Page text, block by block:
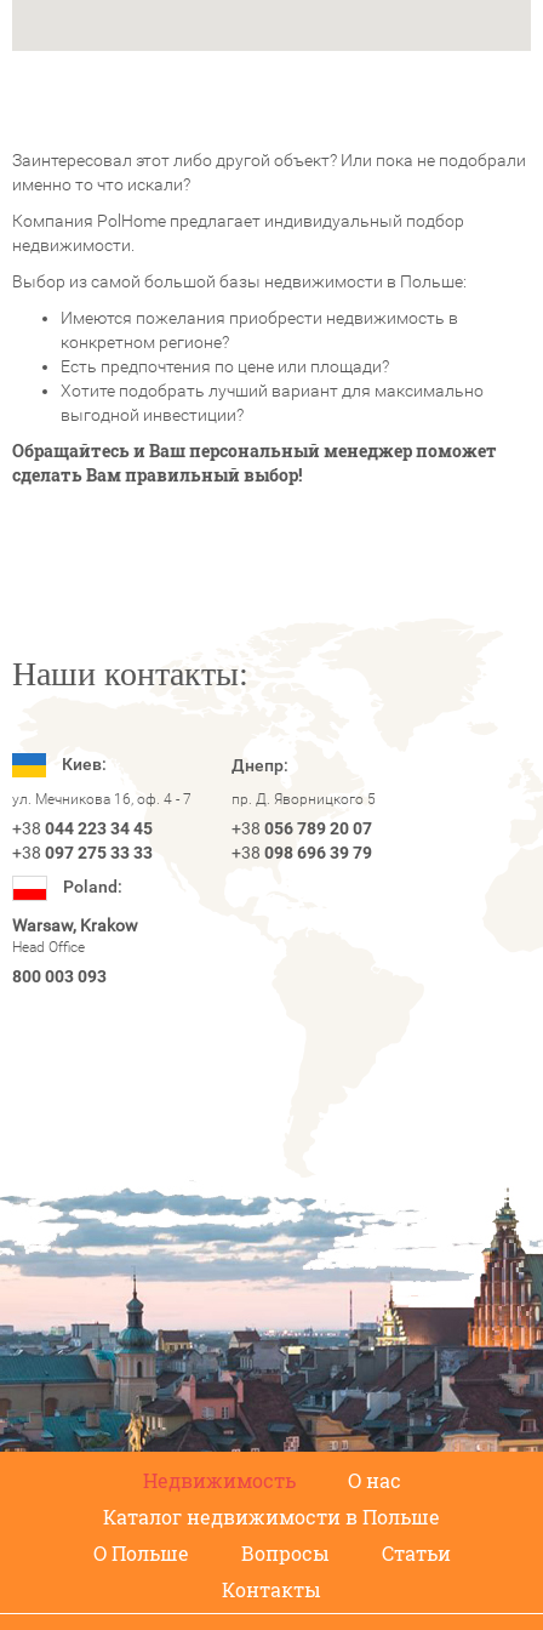
Заинтересовал этот либо другой объект? Или пока не подобрали
именно то что искали?
Компания PolHome предлагает индивидуальный подбор
недвижимости.
Выбор из самой большой базы недвижимости в Польше:
Имеются пожелания приобрести недвижимость в
конкретном регионе?
Есть предпочтения по цене или площади?
Хотите подобрать лучший вариант для максимально
выгодной инвестиции?
Обращайтесь и Ваш персональный менеджер поможет
сделать Вам правильный выбор!
Наши контакты:
Киев:
ул. Мечникова 16, оф. 4 - 7
+38 044 223 34 45
+38 097 275 33 33
Днепр:
пр. Д. Яворницкого 5
+38 056 789 20 07
+38 098 696 39 79
Poland:
Warsaw, Krakow
Head Office
800 003 093
Недвижимость
О нас
Каталог недвижимости в Польше
О Польше
Вопросы
Статьи
Контакты